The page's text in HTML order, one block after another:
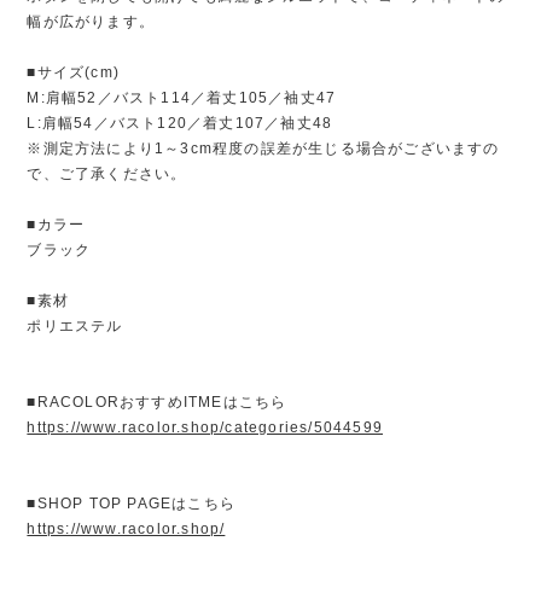
幅が広がります。
■サイズ(cm)
M:肩幅52／バスト114／着丈105／袖丈47
L:肩幅54／バスト120／着丈107／袖丈48
※測定方法により1～3cm程度の誤差が生じる場合がございますの
で、ご了承ください。
■カラー
ブラック
■素材
ポリエステル
■RACOLORおすすめITMEはこちら
https://www.racolor.shop/categories/5044599
■SHOP TOP PAGEはこちら
https://www.racolor.shop/